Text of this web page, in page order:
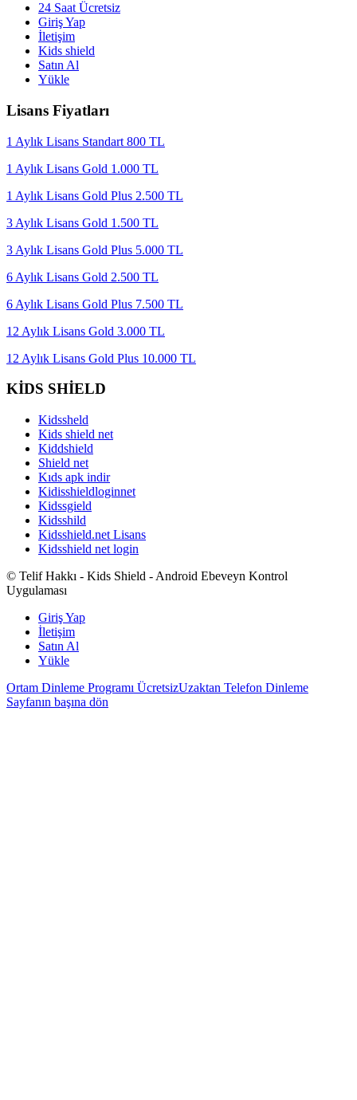
24 Saat Ücretsiz
Giriş Yap
İletişim
Kids shield
Satın Al
Yükle
Lisans Fiyatları
1 Aylık Lisans Standart 800 TL
1 Aylık Lisans Gold 1.000 TL
1 Aylık Lisans Gold Plus 2.500 TL
3 Aylık Lisans Gold 1.500 TL
3 Aylık Lisans Gold Plus 5.000 TL
6 Aylık Lisans Gold 2.500 TL
6 Aylık Lisans Gold Plus 7.500 TL
12 Aylık Lisans Gold 3.000 TL
12 Aylık Lisans Gold Plus 10.000 TL
KİDS SHİELD
Kidssheld
Kids shield net
Kiddshield
Shield net
Kıds apk indir
Kidisshieldloginnet
Kidssgield
Kidsshild
Kidsshield.net Lisans
Kidsshield net login
© Telif Hakkı - Kids Shield - Android Ebeveyn Kontrol
Uygulaması
Giriş Yap
İletişim
Satın Al
Yükle
Ortam Dinleme Programı ÜcretsizUzaktan Telefon Dinleme
Sayfanın başına dön